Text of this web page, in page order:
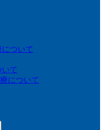
ついて
て
について